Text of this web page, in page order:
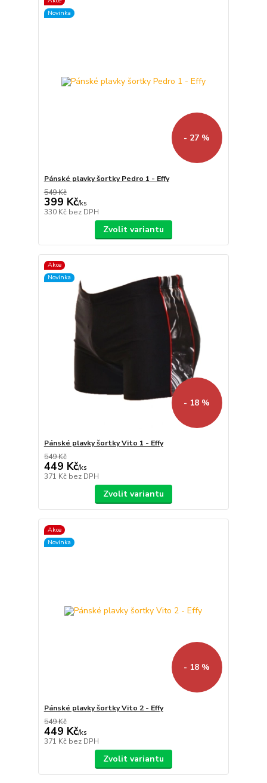
Novinka
- 27 %
Pánské plavky šortky Pedro 1 - Effy
549 Kč
399 Kč/ks
330 Kč bez DPH
Zvolit variantu
Akce
Novinka
- 18 %
Pánské plavky šortky Vito 1 - Effy
549 Kč
449 Kč/ks
371 Kč bez DPH
Zvolit variantu
Akce
Novinka
- 18 %
Pánské plavky šortky Vito 2 - Effy
549 Kč
449 Kč/ks
371 Kč bez DPH
Zvolit variantu